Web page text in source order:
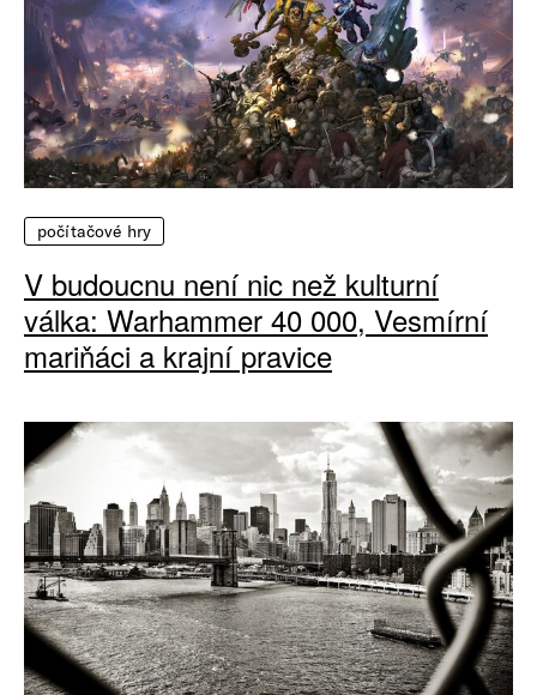
počítačové hry
V budoucnu není nic než kulturní
válka: Warhammer 40 000, Vesmírní
mariňáci a krajní pravice